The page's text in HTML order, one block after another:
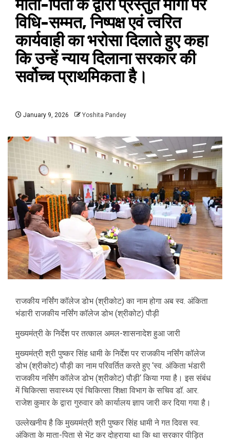
माता-पिता के द्वारा प्रस्तुत मांगों पर
विधि-सम्मत, निष्पक्ष एवं त्वरित
कार्यवाही का भरोसा दिलाते हुए कहा
कि उन्हें न्याय दिलाना सरकार की
सर्वोच्च प्राथमिकता है।
January 9, 2026 Yoshita Pandey
राजकीय नर्सिंग कॉलेज डोभ (श्रीकोट) का नाम होगा अब स्व. अंकिता
भंडारी राजकीय नर्सिंग कॉलेज डोभ (श्रीकोट) पौड़ी
मुख्यमंत्री के निर्देश पर तत्काल अमल-शासनादेश हुआ जारी
मुख्यमंत्री श्री पुष्कर सिंह धामी के निर्देश पर राजकीय नर्सिंग कॉलेज
डोभ (श्रीकोट) पौड़ी का नाम परिवर्तित करते हुए ‘स्व. अंकिता भंडारी
राजकीय नर्सिंग कॉलेज डोभ (श्रीकोट) पौड़ी‘ किया गया है। इस संबंध
में चिकित्सा सवास्थ्य एवं चिकित्सा शिक्षा विभाग के सचिव डॉ. आर.
राजेश कुमार के द्वारा गुरुवार को कार्यालय ज्ञाप जारी कर दिया गया है।
उल्लेखनीय है कि मुख्यमंत्री श्री पुष्कर सिंह धामी ने गत दिवस स्व.
अंकिता के माता-पिता से भेंट कर दोहराया था कि था सरकार पीड़ित